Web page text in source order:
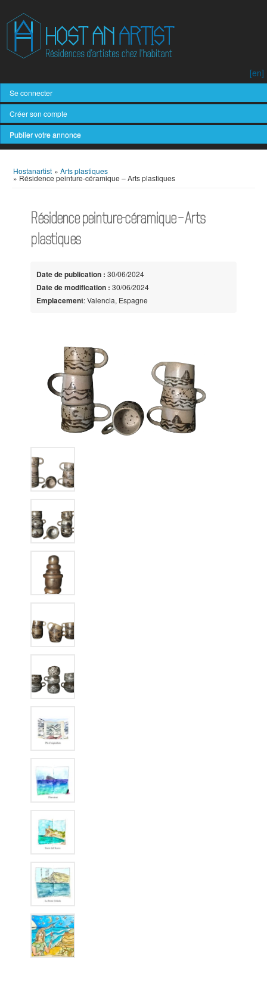
Se connecter
Créer son compte
[en]
Publier votre annonce
Hostanartist » Arts plastiques
» Résidence peinture-céramique – Arts plastiques
Résidence peinture-céramique – Arts
plastiques
Date de publication : 30/06/2024
Date de modification : 30/06/2024
Emplacement: Valencia, Espagne